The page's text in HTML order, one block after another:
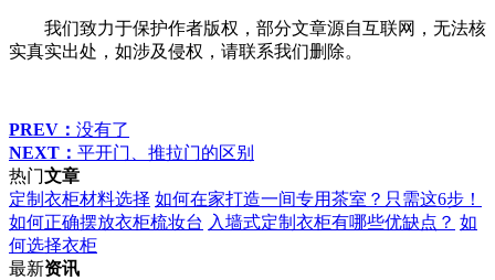
我们致力于保护作者版权，部分文章源自互联网，无法核
实真实出处，如涉及侵权，请联系我们删除。
PREV： 没有了
NEXT： 平开门、推拉门的区别
热门文章
定制衣柜材料选择 如何在家打造一间专用茶室？只需这6步！
如何正确摆放衣柜梳妆台 入墙式定制衣柜有哪些优缺点？ 如
何选择衣柜
最新资讯